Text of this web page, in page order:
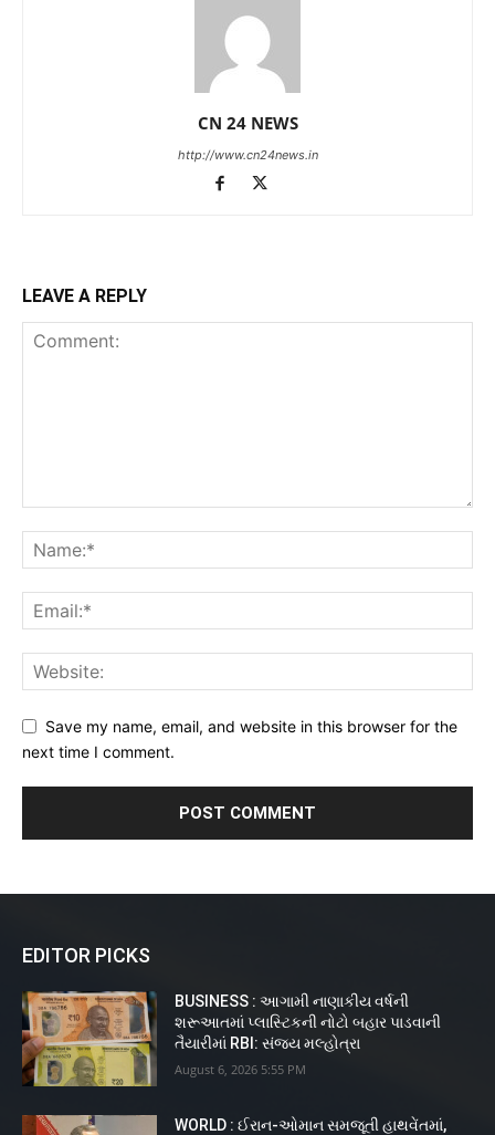
CN 24 NEWS
http://www.cn24news.in
LEAVE A REPLY
Save my name, email, and website in this browser for the
next time I comment.
EDITOR PICKS
BUSINESS : આગામી નાણાકીય વર્ષની
શરૂઆતમાં પ્લાસ્ટિકની નોટો બહાર પાડવાની
તૈયારીમાં RBI: સંજય મલ્હોત્રા
August 6, 2026 5:55 PM
WORLD : ઈરાન-ઓમાન સમજૂતી હાથવેંતમાં,